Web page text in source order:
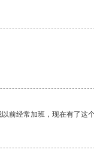
经常加班，现在有了这